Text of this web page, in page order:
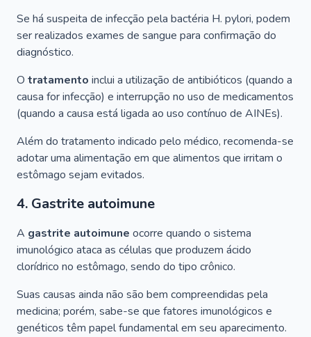
Se há suspeita de infecção pela bactéria H. pylori, podem
ser realizados exames de sangue para confirmação do
diagnóstico.
O tratamento inclui a utilização de antibióticos (quando a
causa for infecção) e interrupção no uso de medicamentos
(quando a causa está ligada ao uso contínuo de AINEs).
Além do tratamento indicado pelo médico, recomenda-se
adotar uma alimentação em que alimentos que irritam o
estômago sejam evitados.
4. Gastrite autoimune
A gastrite autoimune ocorre quando o sistema
imunológico ataca as células que produzem ácido
clorídrico no estômago, sendo do tipo crônico.
Suas causas ainda não são bem compreendidas pela
medicina; porém, sabe-se que fatores imunológicos e
genéticos têm papel fundamental em seu aparecimento.